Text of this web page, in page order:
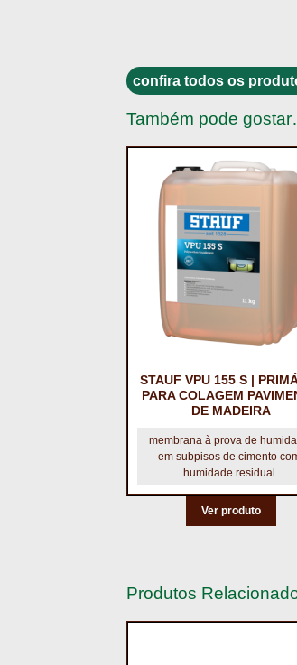
confira todos os
Também pode
STAUF VPU 155 S |
PARA COLAGEM
DE MADEIRA
membrana à prova de
em subpisos de cimento
humidade residual
Ver produto
Produtos